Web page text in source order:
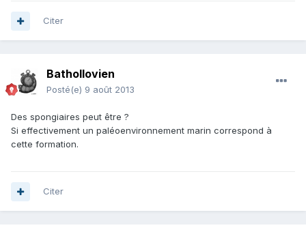
Citer
Bathollovien
Posté(e) 9 août 2013
Des spongiaires peut être ?
Si effectivement un paléoenvironnement marin correspond à
cette formation.
Citer